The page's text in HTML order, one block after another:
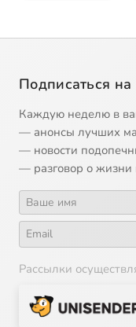
Подписаться
Каждую неделю в
— анонсы лучших
— новости
— разговор о жизни
Рассылки